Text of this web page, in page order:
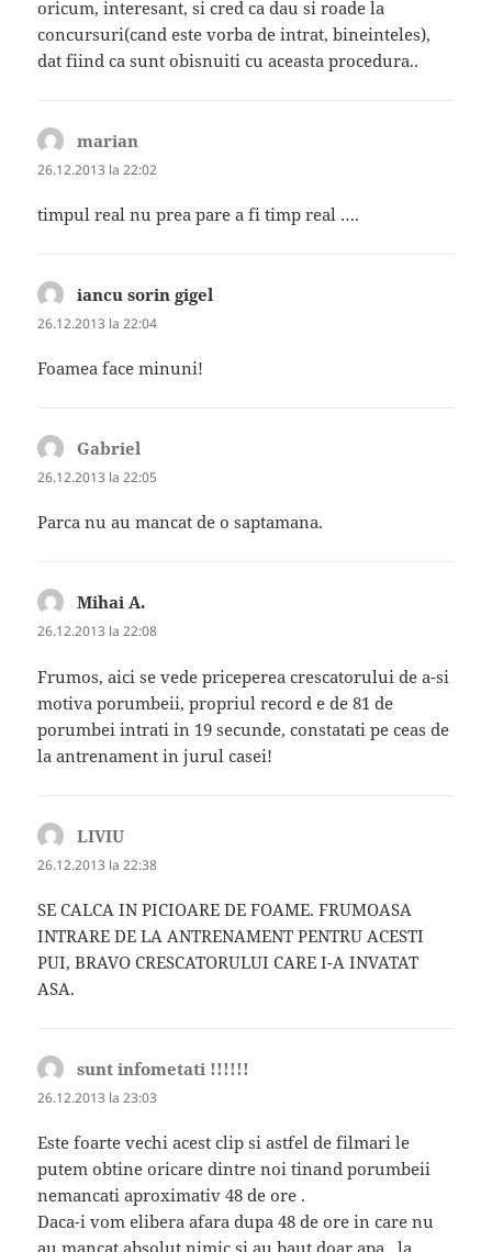
oricum, interesant, si cred ca dau si roade la
concursuri(cand este vorba de intrat, bineinteles),
dat fiind ca sunt obisnuiti cu aceasta procedura..
marian
26.12.2013 la 22:02
timpul real nu prea pare a fi timp real ….
iancu sorin gigel
26.12.2013 la 22:04
Foamea face minuni!
Gabriel
26.12.2013 la 22:05
Parca nu au mancat de o saptamana.
Mihai A.
26.12.2013 la 22:08
Frumos, aici se vede priceperea crescatorului de a-si
motiva porumbeii, propriul record e de 81 de
porumbei intrati in 19 secunde, constatati pe ceas de
la antrenament in jurul casei!
LIVIU
26.12.2013 la 22:38
SE CALCA IN PICIOARE DE FOAME. FRUMOASA
INTRARE DE LA ANTRENAMENT PENTRU ACESTI
PUI, BRAVO CRESCATORULUI CARE I-A INVATAT
ASA.
sunt infometati !!!!!!
26.12.2013 la 23:03
Este foarte vechi acest clip si astfel de filmari le
putem obtine oricare dintre noi tinand porumbeii
nemancati aproximativ 48 de ore .
Daca-i vom elibera afara dupa 48 de ore in care nu